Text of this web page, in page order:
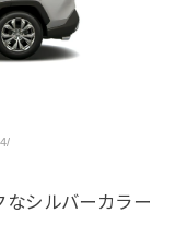
なシルバーカラー